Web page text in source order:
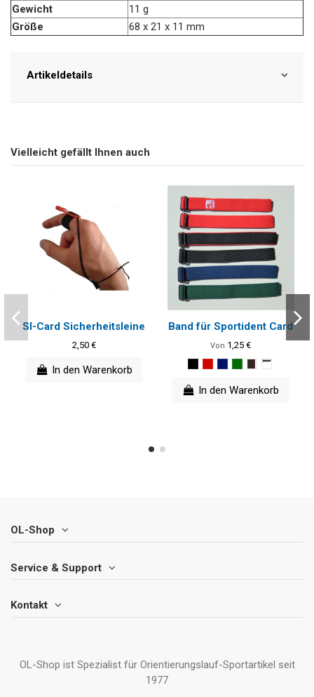
Gewicht
11 g
Größe
68 x 21 x 11 mm
Artikeldetails
Vielleicht gefällt Ihnen auch
SI-Card Sicherheitsleine
2,50 €
In den Warenkorb
Band für Sportident Card
Von 1,25 €
In den Warenkorb
OL-Shop
Service & Support
Kontakt
OL-Shop ist Spezialist für Orientierungslauf-Sportartikel seit
1977